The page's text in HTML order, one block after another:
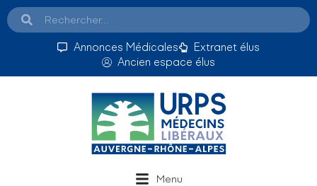
Annonces Médicales
Extranet élus
Ancien espace élus
Menu